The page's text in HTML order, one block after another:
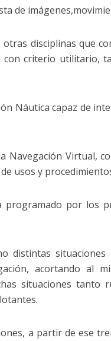
de
disciplinas que
con criterio utilitario,
Náutica capaz de
Navegación Virtual,
usos y
programado por los
distintas
acortando al
situaciones tanto
a partir de ese